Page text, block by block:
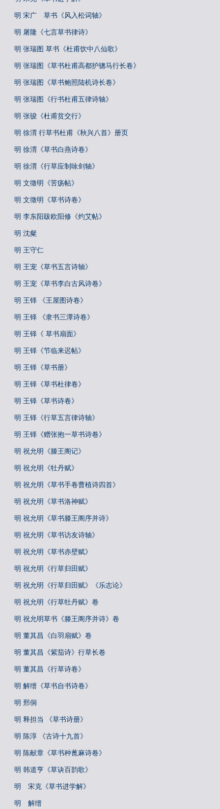
明 宋广 草书《风入松词轴》
明 屠隆《七言草书律诗》
明 张瑞图 草书《杜甫饮中八仙歌》
明 张瑞图《草书杜甫高都护骢马行长卷》
明 张瑞图《草书鲍照陆机诗长卷》
明 张瑞图《行书杜甫五律诗轴》
明 张骏《杜甫贫交行》
明 徐渭 行草书杜甫《秋兴八首》册页
明 徐渭《草书白燕诗卷》
明 徐渭《行草应制咏剑轴》
明 文徵明《苦疡帖》
明 文徵明《草书诗卷》
明 李东阳跋欧阳修《灼艾帖》
明 沈粲
明 王守仁
明 王宠《草书五言诗轴》
明 王宠《草书李白古风诗卷》
明 王铎 《王屋图诗卷》
明 王铎 《隶书三潭诗卷》
明 王铎《 草书扇面》
明 王铎《节临来迟帖》
明 王铎《草书册》
明 王铎《草书杜律卷》
明 王铎《草书诗卷》
明 王铎《行草五言律诗轴》
明 王铎《赠张抱一草书诗卷》
明 祝允明《滕王阁记》
明 祝允明《牡丹赋》
明 祝允明《草书手卷曹植诗四首》
明 祝允明《草书洛神赋》
明 祝允明《草书滕王阁序并诗》
明 祝允明《草书访友诗轴》
明 祝允明《草书赤壁赋》
明 祝允明《行草归田赋》
明 祝允明《行草归田赋》《乐志论》
明 祝允明《行草牡丹赋》卷
明 祝允明草书《滕王阁序并诗》卷
明 董其昌《白羽扇赋》卷
明 董其昌《紫茄诗》行草长卷
明 董其昌《行草诗卷》
明 解缙《草书自书诗卷》
明 邢侗
明 释担当 《草书诗册》
明 陈淳 《古诗十九首》
明 陈献章《草书种蓖麻诗卷》
明 韩道亨《草诀百韵歌》
明 宋克《草书进学解》
明 解缙